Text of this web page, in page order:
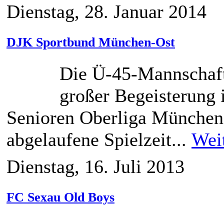
Dienstag, 28. Januar 2014
DJK Sportbund München-Ost
Die Ü-45-
großer
Senioren Oberliga
abgelaufene Spielzeit...
Dienstag, 16. Juli 2013
FC Sexau Old Boys